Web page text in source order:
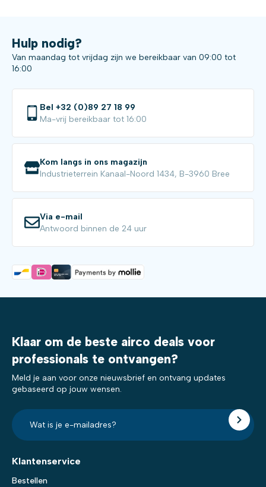
Hulp nodig?
Van maandag tot vrijdag zijn we bereikbaar van 09:00 tot
16:00
Bel +32 (0)89 27 18 99
Ma-vrij bereikbaar tot 16:00
Kom langs in ons magazijn
Industrieterrein Kanaal-Noord 1434, B-3960 Bree
Via e-mail
Antwoord binnen de 24 uur
Klaar om de beste airco deals voor
professionals te ontvangen?
Meld je aan voor onze nieuwsbrief en ontvang updates
gebaseerd op jouw wensen.
E-
mailadres?
*
Klantenservice
Bestellen